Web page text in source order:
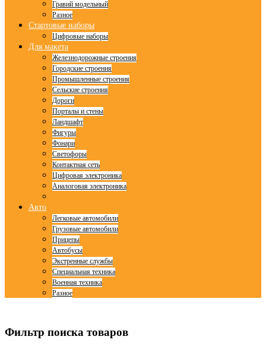
Гравий модельный
Разное
Стартовые наборы
Цифровые наборы
Для макета
Железнодорожные строения
Городские строения
Промышленные строения
Сельские строения
Дороги
Порталы и стены
Ландшафт
Фигуры
Фонари
Светофоры
Контактная сеть
Цифровая электроника
Аналоговая электроника
Авто
Легковые автомобили
Грузовые автомобили
Прицепы
Автобусы
Экстренные службы
Специальная техника
Военная техника
Разное
Фильтр поиска товаров